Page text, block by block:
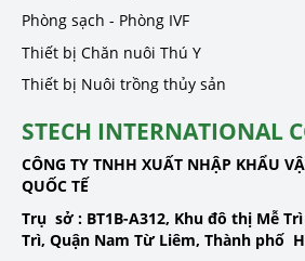
Phòng sạch - Phòng IVF
Thiết bị Chăn nuôi Thú Y
Thiết bị Nuôi trồng thủy sản
STECH INTERNATIONAL
CÔNG TY TNHH XUẤT NHẬP KHẨU
QUỐC TẾ
Trụ sở : BT1B-A312, Khu đô thị Mễ
Trì, Quận Nam Từ Liêm, Thành phố